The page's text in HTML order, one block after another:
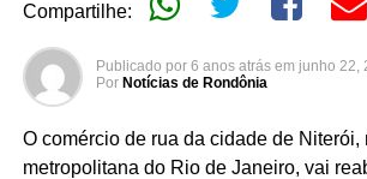
Compartilhe:
Publicado por 6 anos atrás em junho 22,
Por Notícias de Rondônia
O comércio de rua da cidade de Niterói,
metropolitana do Rio de Janeiro, vai